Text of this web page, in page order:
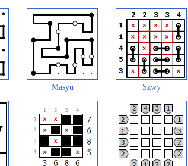
Masyu Szwy